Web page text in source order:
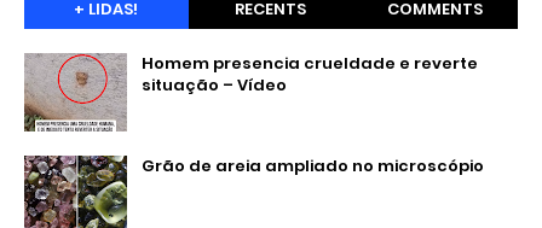
+ LIDAS! RECENTS COMMENTS
Homem presencia crueldade e reverte
situação – Vídeo
Grão de areia ampliado no microscópio